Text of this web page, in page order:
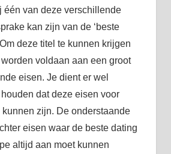
één van deze verschillende
kan zijn van de ‘beste
deze titel te kunnen krijgen
voldaan aan een groot
eisen. Je dient er wel
dat deze eisen voor
zijn. De onderstaande
eisen waar de beste dating
altijd aan moet kunnen